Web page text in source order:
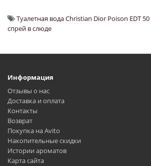
Туалетная вода Christian Dior Poison EDT
спрей в слюде
Информация
Отзывы о нас
Доставка и оплата
Контакты
Возврат
Покупка на Avito
Накопительные скидки
Истории ароматов
Карта сайта